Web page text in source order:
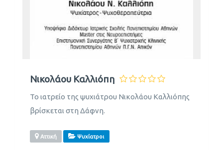
Νικολάου Καλλιόπη
Το ιατρείο της ψυχιάτρου Νικολάου Καλλιόπης
βρίσκεται στη Δάφνη.
Αττική Ψυχίατροι